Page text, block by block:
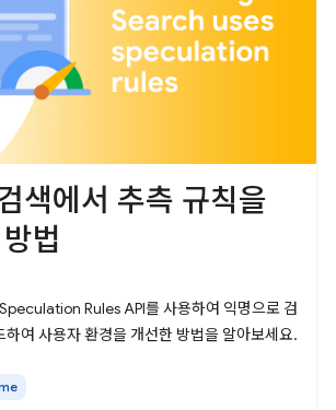
색에서 추측 규칙을
법
Rules API를 사용하여 익명으로 검
하여 사용자 환경을 개선한 방법을 알아보세요.